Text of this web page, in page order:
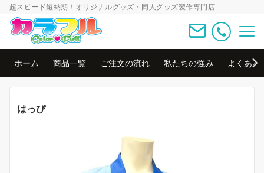
超スピード短納期！オリジナルグッズ・同人グッズ製作専門店
ホーム 商品一覧 ご注文の流れ 私たちの強み よくある
はっぴ